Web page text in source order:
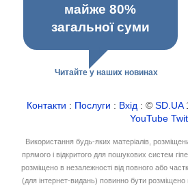
майже 80%
загальної суми
Читайте у наших новинах
Контакти : Послуги : Вхід : ©SD.UA
YouTube
Використання будь-яких матеріалів,
прямого і відкритого для пошукових систем
розміщено в незалежності від повного або
(для інтернет-видань) повинно бути